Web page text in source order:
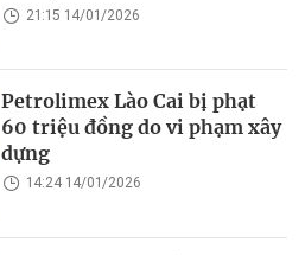
21:15 14/01/2026
Petrolimex Lào Cai bị phạt
60 triệu đồng do vi phạm xây
dựng
14:24 14/01/2026